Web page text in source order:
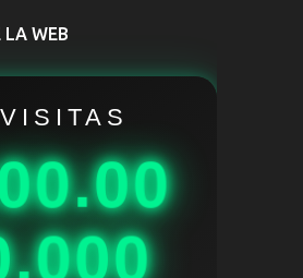
LA WEB
VISITAS